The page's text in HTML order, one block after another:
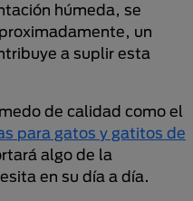
húmeda, se
un
a suplir esta
de calidad como el
para gatos y gatitos de
algo de la
en su día a día.